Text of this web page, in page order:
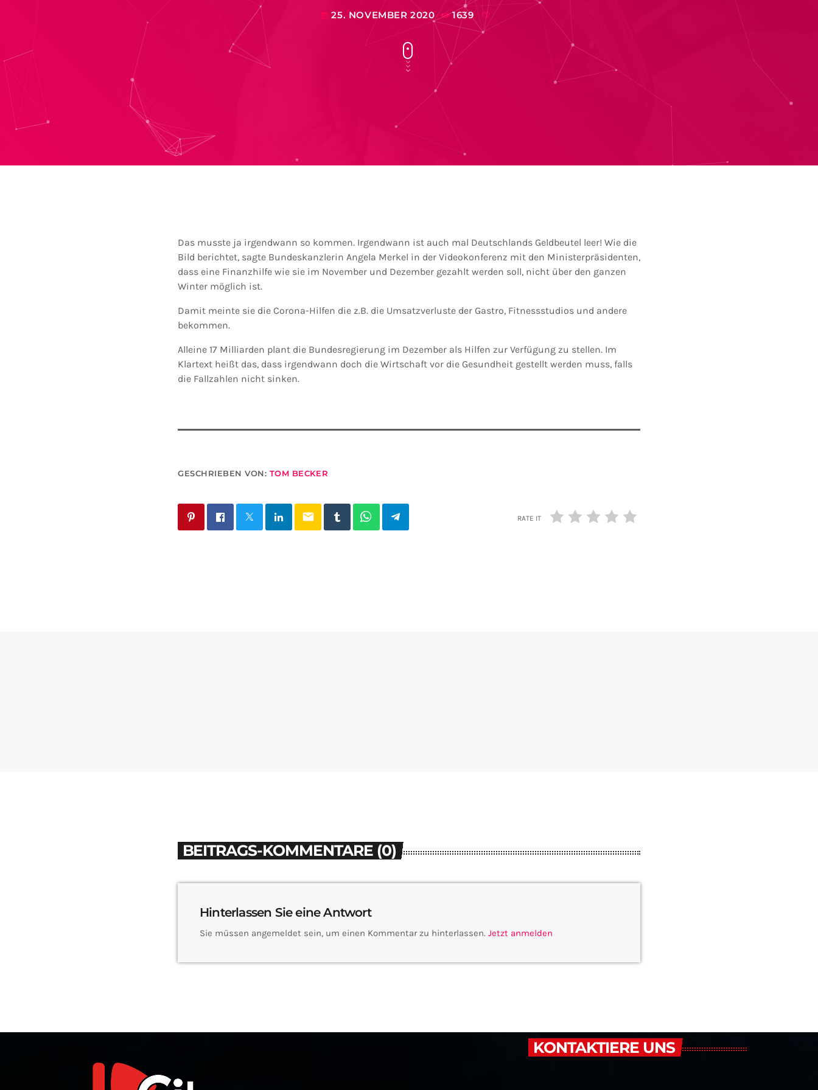
today 25. NOVEMBER 2020 1639
Das musste ja irgendwann so kommen. Irgendwann ist auch mal Deutschlands Geldbeutel leer! Wie die
Bild berichtet, sagte Bundeskanzlerin Angela Merkel in der Videokonferenz mit den Ministerpräsidenten,
dass eine Finanzhilfe wie sie im November und Dezember gezahlt werden soll, nicht über den ganzen
Winter möglich ist.
Damit meinte sie die Corona-Hilfen die z.B. die Umsatzverluste der Gastro, Fitnessstudios und andere
bekommen.
Alleine 17 Milliarden plant die Bundesregierung im Dezember als Hilfen zur Verfügung zu stellen. Im
Klartext heißt das, dass irgendwann doch die Wirtschaft vor die Gesundheit gestellt werden muss, falls
die Fallzahlen nicht sinken.
GESCHRIEBEN VON: TOM BECKER
email RATE IT
BEITRAGS-KOMMENTARE (0)
Hinterlassen Sie eine Antwort
Sie müssen angemeldet sein, um einen Kommentar zu hinterlassen. Jetzt anmelden
KONTAKTIERE UNS